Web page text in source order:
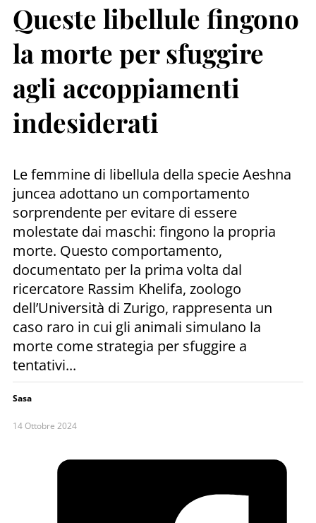
Queste libellule fingono
la morte per sfuggire
agli accoppiamenti
indesiderati
Le femmine di libellula della specie Aeshna
juncea adottano un comportamento
sorprendente per evitare di essere
molestate dai maschi: fingono la propria
morte. Questo comportamento,
documentato per la prima volta dal
ricercatore Rassim Khelifa, zoologo
dell’Università di Zurigo, rappresenta un
caso raro in cui gli animali simulano la
morte come strategia per sfuggire a
tentativi...
Sasa
14 Ottobre 2024